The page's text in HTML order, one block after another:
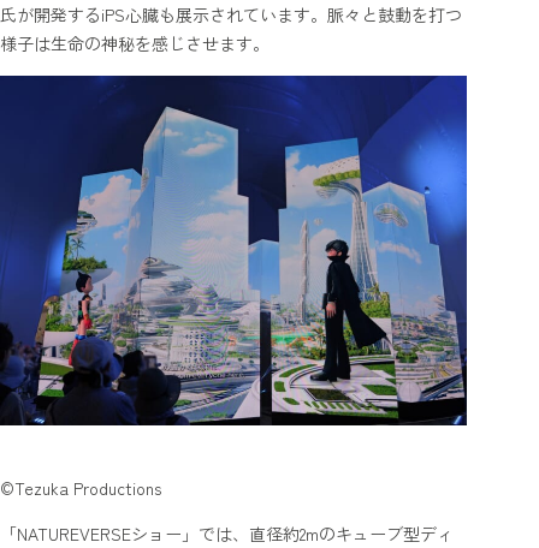
氏が開発するiPS心臓も展示されています。脈々と鼓動を打つ
様子は生命の神秘を感じさせます。
©Tezuka Productions
「NATUREVERSEショー」では、直径約2mのキューブ型ディ